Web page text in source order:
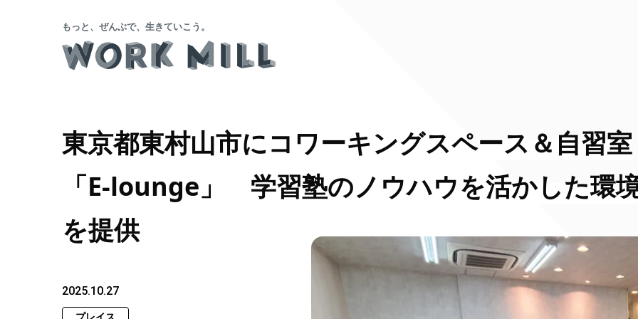
もっと、ぜんぶで、生きていこう。
東京都東村山市にコワーキングスペース＆自習室
「E-lounge」 学習塾のノウハウを活かした環
を提供
2025.10.27
プレイス